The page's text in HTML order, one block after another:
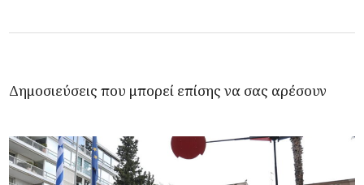
Δημοσιεύσεις που μπορεί επίσης να σας αρέσουν